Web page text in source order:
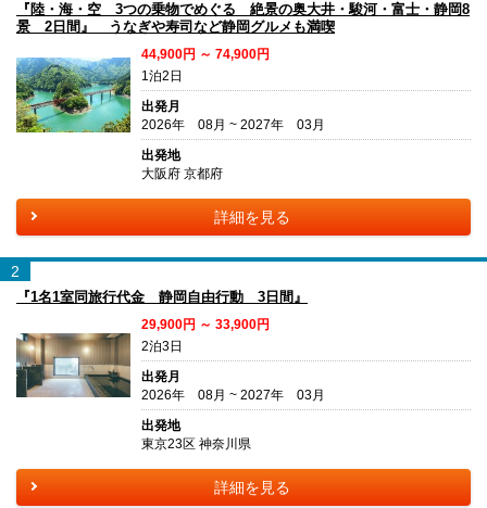
『陸・海・空 3つの乗物でめぐる 絶景の奥大井・駿河・富士・静岡8
景 2日間』 うなぎや寿司など静岡グルメも満喫
44,900円 ～ 74,900円
1泊2日
出発月
2026年 08月 ~ 2027年 03月
出発地
大阪府 京都府
詳細を見る
2
『1名1室同旅行代金 静岡自由行動 3日間』
29,900円 ～ 33,900円
2泊3日
出発月
2026年 08月 ~ 2027年 03月
出発地
東京23区 神奈川県
詳細を見る